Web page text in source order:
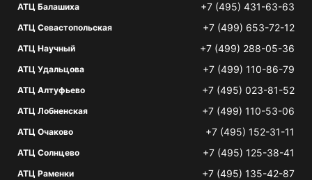
АТЦ Балашиха +7 (495) 431-63-63
АТЦ Севастопольская +7 (499) 653-72-12
АТЦ Научный +7 (499) 288-05-36
АТЦ Удальцова +7 (499) 110-86-79
АТЦ Алтуфьево +7 (495) 023-81-52
АТЦ Лобненская +7 (499) 110-53-06
АТЦ Очаково +7 (495) 152-31-11
АТЦ Солнцево +7 (495) 125-38-41
АТЦ Раменки +7 (495) 135-42-87